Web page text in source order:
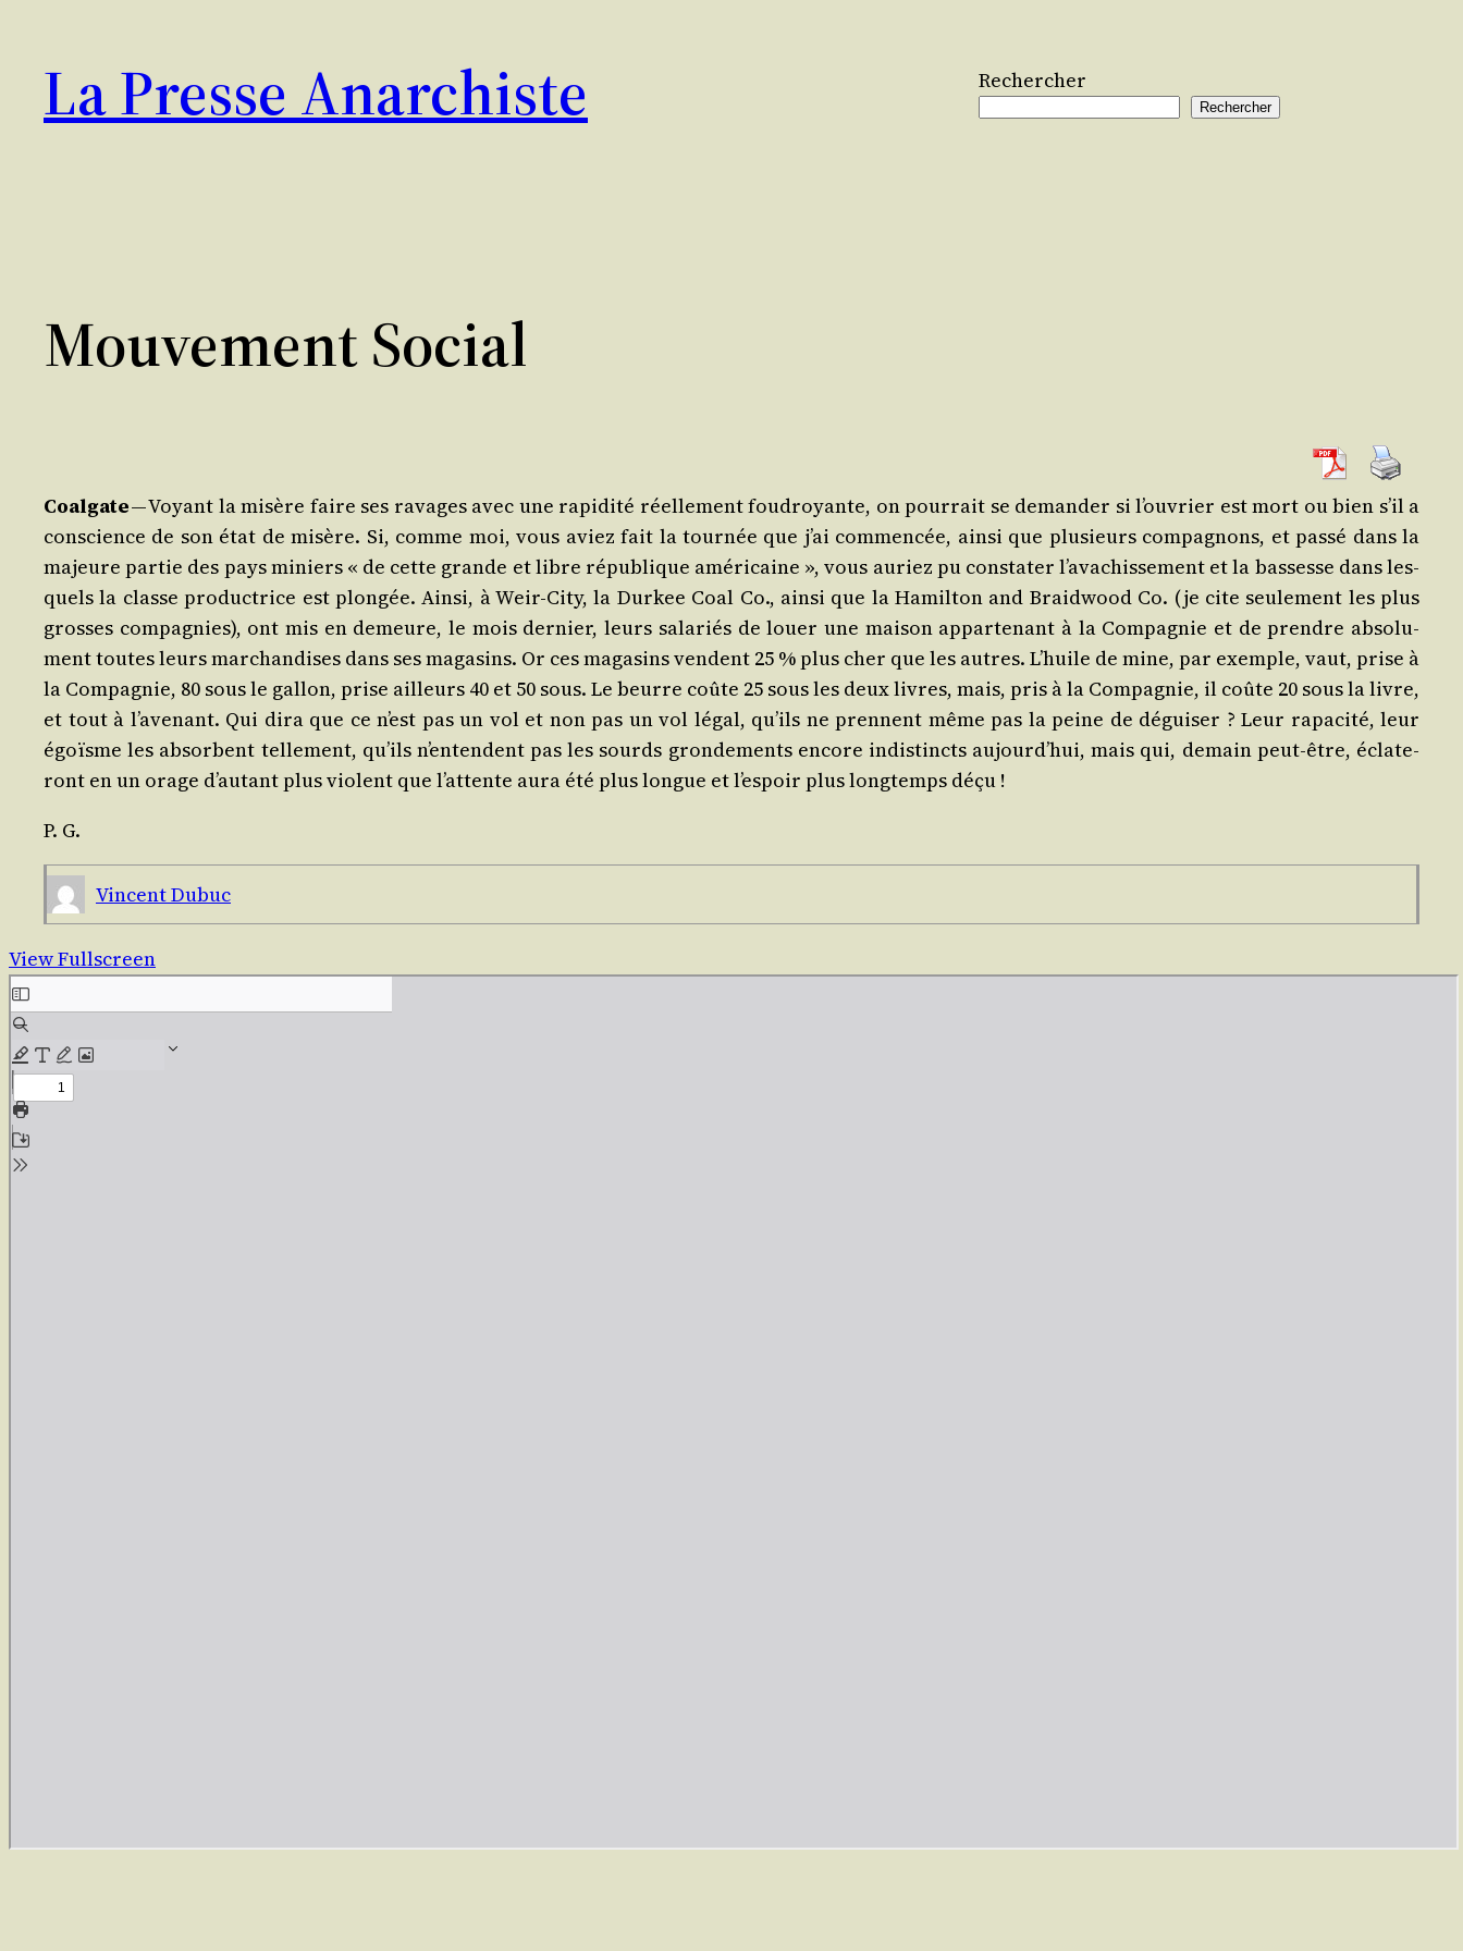
contenu
La Presse Anarchiste Rechercher
Rechercher
Mouvement Social
Coal­gate— Voyant la misère faire ses ravages avec une rapi­di­té réel­le­ment fou­droyante, on pour­rait se deman­der si l’ou­vrier est mort ou bien s’il a
conscience de son état de misère. Si, comme moi, vous aviez fait la tour­née que j’ai com­men­cée, ain­si que plu­sieurs com­pa­gnons, et pas­sé dans la
majeure par­tie des pays miniers « de cette grande et libre répu­blique amé­ri­caine », vous auriez pu consta­ter l’a­va­chis­se­ment et la bas­sesse dans les­
quels la classe pro­duc­trice est plon­gée. Ain­si, à Weir-City, la Dur­kee Coal Co., ain­si que la Hamil­ton and Braid­wood Co. (je cite seule­ment les plus
grosses com­pa­gnies), ont mis en demeure, le mois der­nier, leurs sala­riés de louer une mai­son appar­te­nant à la Com­pa­gnie et de prendre abso­lu­
ment toutes leurs mar­chan­dises dans ses maga­sins. Or ces maga­sins vendent 25 % plus cher que les autres. L’huile de mine, par exemple, vaut, prise à
la Com­pa­gnie, 80 sous le gal­lon, prise ailleurs 40 et 50 sous. Le beurre coûte 25 sous les deux livres, mais, pris à la Com­pa­gnie, il coûte 20 sous la livre,
et tout à l’a­ve­nant. Qui dira que ce n’est pas un vol et non pas un vol légal, qu’ils ne prennent même pas la peine de dégui­ser ? Leur rapa­ci­té, leur
égoïsme les absorbent tel­le­ment, qu’ils n’en­tendent pas les sourds gron­de­ments encore indis­tincts aujourd’­hui, mais qui, demain peut-être, écla­te­
ront en un orage d’au­tant plus violent que l’at­tente aura été plus longue et l’es­poir plus long­temps déçu !
P. G.
Vincent Dubuc
View Fullscreen